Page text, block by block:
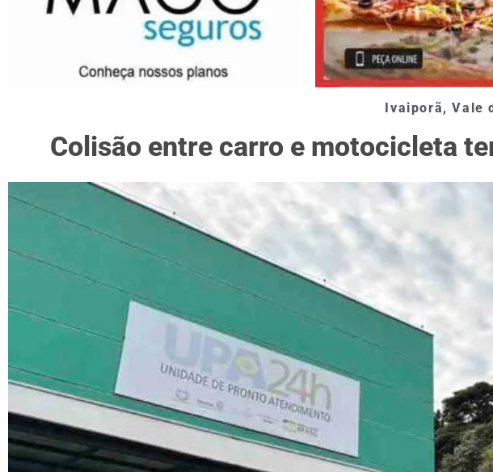
Ivaiporã,Vale
Colisão entre carro e motocicleta